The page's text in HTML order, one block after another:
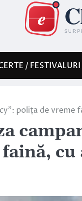
/ FESTIVALURI
polița de